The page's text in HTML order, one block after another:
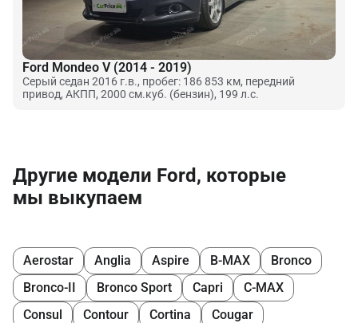
Ford Mondeo V (2014 - 2019)
Серый седан 2016 г.в., пробег: 186 853 км, передний
привод, АКПП, 2000 см.куб. (бензин), 199 л.с.
Другие модели Ford, которые
мы выкупаем
Aerostar Anglia Aspire B-MAX
Bronco
Bronco-II
Bronco Sport Capri
C-MAX
Consul
Contour Cortina
Cougar